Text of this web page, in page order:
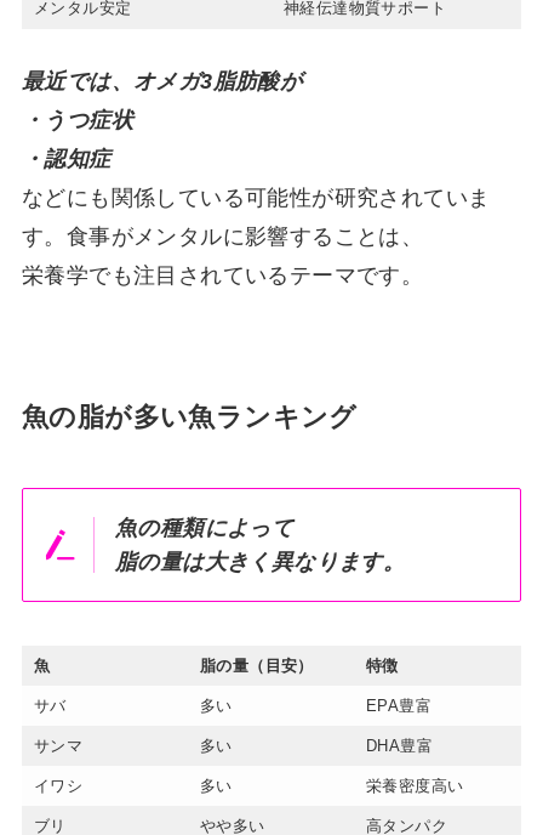
メンタル安定 神経伝達物質サポート
最近では、オメガ3脂肪酸が
・うつ症状
・認知症
などにも関係している可能性が研究されていま
す。食事がメンタルに影響することは、
栄養学でも注目されているテーマです。
魚の脂が多い魚ランキング
魚の種類によって
脂の量は大きく異なります。
魚 脂の量（目安） 特徴
サバ 多い EPA豊富
サンマ 多い DHA豊富
イワシ 多い 栄養密度高い
ブリ やや多い 高タンパク